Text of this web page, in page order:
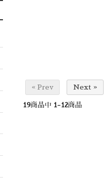
« Prev
Next »
19商品中 1-12商品